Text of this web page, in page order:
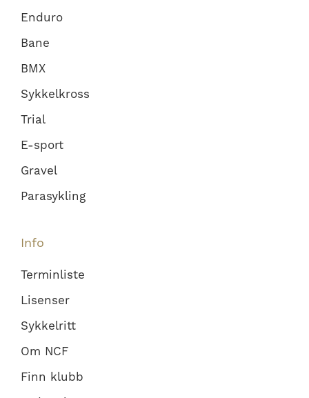
Enduro
Bane
BMX
Sykkelkross
Trial
E-sport
Gravel
Parasykling
Info
Terminliste
Lisenser
Sykkelritt
Om NCF
Finn klubb